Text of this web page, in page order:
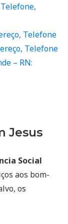
Telefone
Telefone
– RN:
Jesus
Social
aos bom-
os